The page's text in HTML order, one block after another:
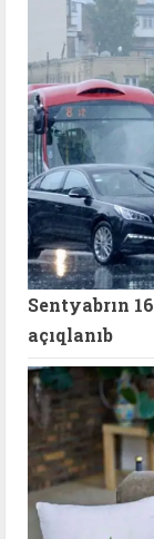
Sentyabrın
açıqlanıb